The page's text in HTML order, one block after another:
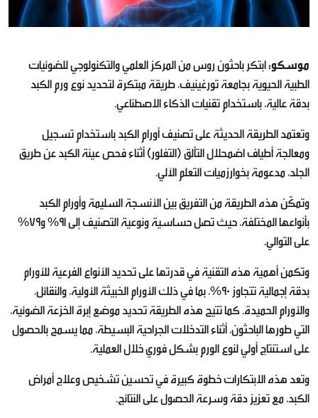
موسكو:ابتكر باحثون روس من المركز العلمي والتكنولوجي للضوئيات
الطبية الحيوية بجامعة تورغينيف، طريقة مبتكرة لتحديد نوع ورم الكبد
بدقة عالية، باستخدام تقنيات الذكاء الاصطناعي.
وتعتمد الطريقة الحديثة على تصنيف أورام الكبد باستخدام تسجيل
ومعالجة أطياف اضمحلال التألق (التفلور) أثناء فحص عينة الكبد عن طريق
الجلد، مدعومة بخوارزميات التعلم الآلي.
وتمكّن هذه الطريقة من التفريق بين الأنسجة السليمة وأورام الكبد
بأنواعها المختلفة، حيث تصل حساسية ونوعية التصنيف إلى 91% و79%
على التوالي.
وتكمن أهمية هذه التقنية في قدرتها على تحديد الأنواع الفرعية للأورام
بدقة إجمالية تتجاوز 90%، بما في ذلك الأورام الخبيثة الأولية، والنقائل،
والأورام الحميدة. كما تتيح هذه الطريقة تحديد موضع إبرة الخزعة الضوئية،
التي طورها الباحثون، أثناء التدخلات الجراحية البسيطة، مما يسمح بالحصول
على استنتاج أولي لنوع الورم بشكل فوري خلال العملية.
وتعد هذه الابتكارات خطوة كبيرة في تحسين تشخيص وعلاج أمراض
الكبد، مع تعزيز دقة وسرعة الحصول على النتائج.